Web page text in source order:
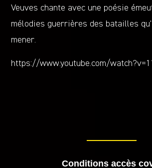
Veuves chante avec une poésie
mélodies guerrières des batailles
mener.
https://www.youtube.com/
Conditions accès